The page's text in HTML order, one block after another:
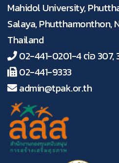
Mahidol University,
Salaya, Phutthamonthon,
Thailand
02-441-0201-4 ต่อ 307,
02-441-9333
admin@tpak.or.th